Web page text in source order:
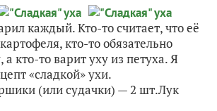
каждый. Кто-то считает, что её
кто-то обязательно
а кто-то варит уху из петуха. Я
«сладкой» ухи.
(или судачки) — 2 шт.Лук